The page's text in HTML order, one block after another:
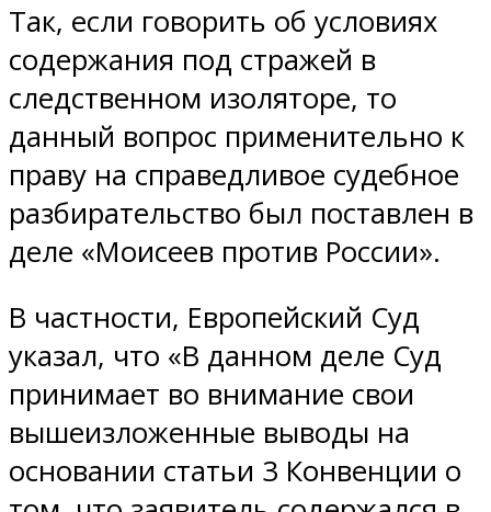
Так, если говорить об условиях
содержания под стражей в
следственном изоляторе, то
данный вопрос применительно к
праву на справедливое судебное
разбирательство был поставлен в
деле «Моисеев против России».
В частности, Европейский Суд
указал, что «В данном деле Суд
принимает во внимание свои
вышеизложенные выводы на
основании статьи 3 Конвенции о